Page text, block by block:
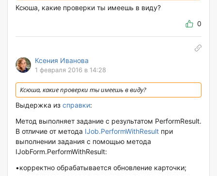
Ксюша, какие проверки ты имеешь в виду?
0
Ксения Иванова
1 февраля 2016 в 14:28
Ксюша, какие проверки ты имеешь в виду?
Выдержка из справки:
Метод выполняет задание с результатом PerformResult.
В отличие от метода IJob.PerformWithResult при
выполнении задания с помощью метода
IJobForm.PerformWithResult:
•корректно обрабатывается обновление карточки;